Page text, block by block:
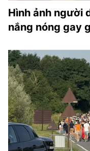
Hình ảnh người
nắng nóng gay